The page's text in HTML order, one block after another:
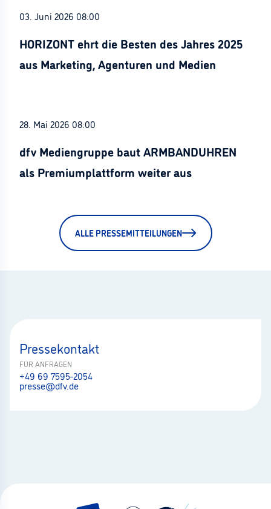
03. Juni 2026 08:00
HORIZONT ehrt die Besten des Jahres 2025
aus Marketing, Agenturen und Medien
28. Mai 2026 08:00
dfv Mediengruppe baut ARMBANDUHREN
als Premiumplattform weiter aus
ALLE PRESSEMITTEILUNGEN
Pressekontakt
FÜR ANFRAGEN
+49 69 7595-2054
presse@dfv.de